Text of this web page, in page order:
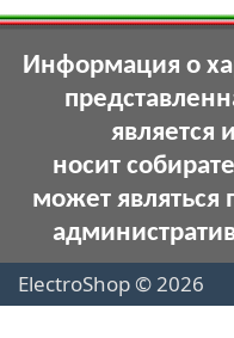
Информация о
является
носит
может являться
ElectroShop © 2026